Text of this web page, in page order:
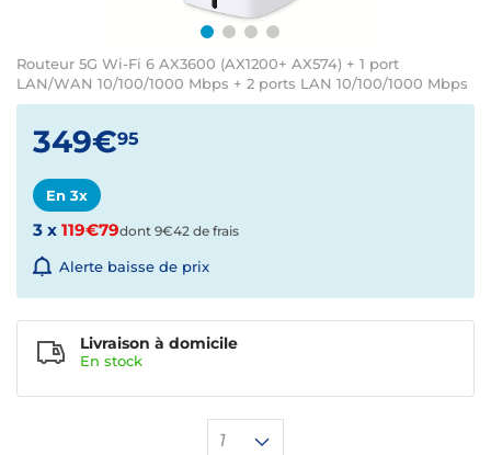
Routeur 5G Wi-Fi 6 AX3600 (AX1200+ AX574) + 1 port
LAN/WAN 10/100/1000 Mbps + 2 ports LAN 10/100/1000 Mbps
349€95
En 3x
3 x 119€79dont 9€42 de frais
Alerte baisse de prix
1
Livraison à domicile
En stock